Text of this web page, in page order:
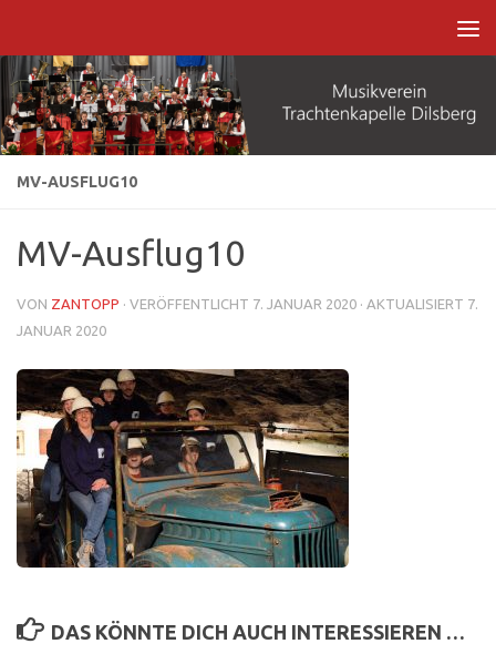
MV-AUSFLUG10
MV-Ausflug10
VON ZANTOPP · VERÖFFENTLICHT 7. JANUAR 2020 · AKTUALISIERT 7.
JANUAR 2020
DAS KÖNNTE DICH AUCH INTERESSIEREN …